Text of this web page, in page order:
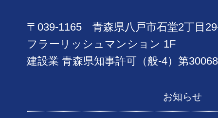
〒039-1165 青森県八戸市石堂2丁目
フラーリッシュマンション 1F
建設業 青森県知事許可（般-4）第
お知らせ